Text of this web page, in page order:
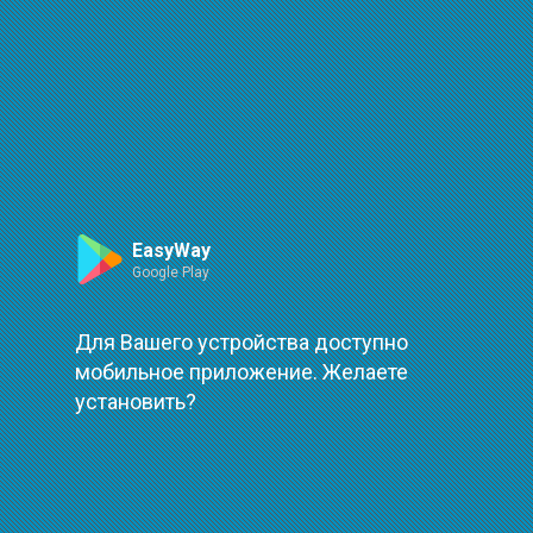
Маршрут
Произошла ошибка при загрузке
повторить
Leaflet| ©OpenStreetMap| ©OpenMapTiles
EasyWay
Google Play
Для Вашего устройства доступно
мобильное приложение. Желаете
установить?